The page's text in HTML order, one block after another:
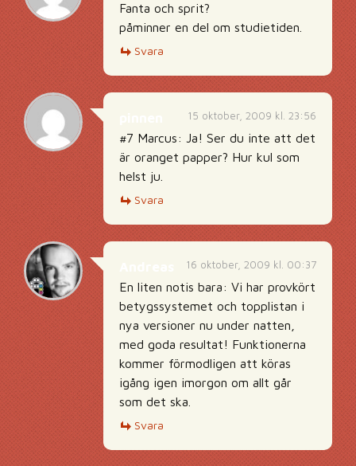
Fanta och sprit?
påminner en del om studietiden.
Svara
15 oktober, 2009 kl. 23:56
#7 Marcus: Ja! Ser du inte att det
är oranget papper? Hur kul som
helst ju.
Svara
16 oktober, 2009 kl. 00:37
En liten notis bara: Vi har provkört
betygssystemet och topplistan i
nya versioner nu under natten,
med goda resultat! Funktionerna
kommer förmodligen att köras
igång igen imorgon om allt går
som det ska.
Svara